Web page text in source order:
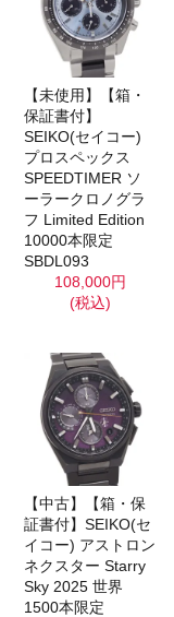
【未使用】【箱・
保証書付】
SEIKO(セイコー)
プロスペックス
SPEEDTIMER ソ
ーラークロノグラ
フ Limited Edition
10000本限定
SBDL093
108,000円
(税込)
【中古】【箱・保
証書付】SEIKO(セ
イコー) アストロン
ネクスター Starry
Sky 2025 世界
1500本限定